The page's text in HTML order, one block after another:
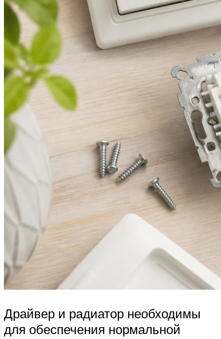
Драйвер и радиатор необходимы
для обеспечения нормальной